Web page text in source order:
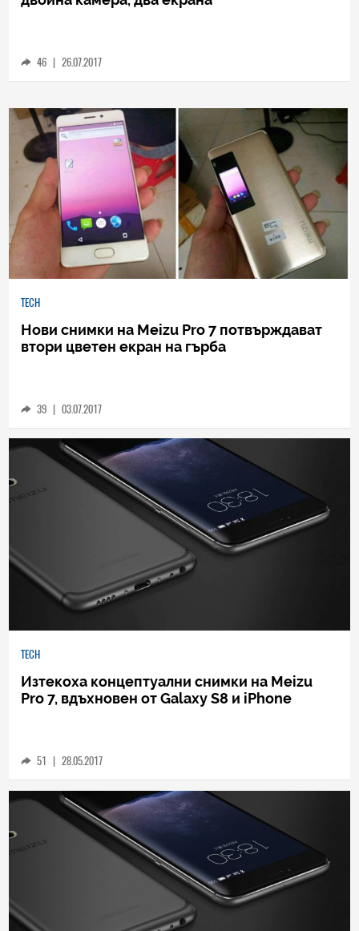
TECH
46 | 26.07.2017
TECH
39 | 03.07.2017
TECH
51 | 28.05.2017